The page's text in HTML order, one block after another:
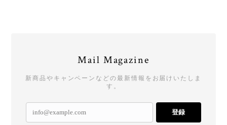
Mail Magazine
新商品やキャンペーンなどの最新情報をお届けいたしま
す。
登録